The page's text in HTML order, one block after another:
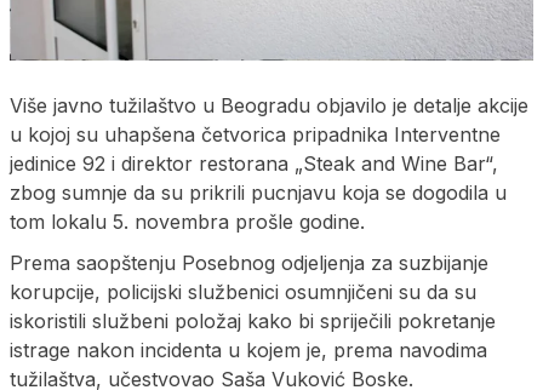
Više javno tužilaštvo u Beogradu objavilo je detalje akcije
u kojoj su uhapšena četvorica pripadnika Interventne
jedinice 92 i direktor restorana „Steak and Wine Bar“,
zbog sumnje da su prikrili pucnjavu koja se dogodila u
tom lokalu 5. novembra prošle godine.
Prema saopštenju Posebnog odjeljenja za suzbijanje
korupcije, policijski službenici osumnjičeni su da su
iskoristili službeni položaj kako bi spriječili pokretanje
istrage nakon incidenta u kojem je, prema navodima
tužilaštva, učestvovao Saša Vuković Boske.